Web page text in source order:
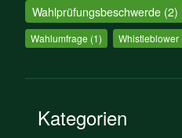
Wahlprüfungsbeschwerde(2)
Wahlumfrage (1) Whistleblower
Kategorien